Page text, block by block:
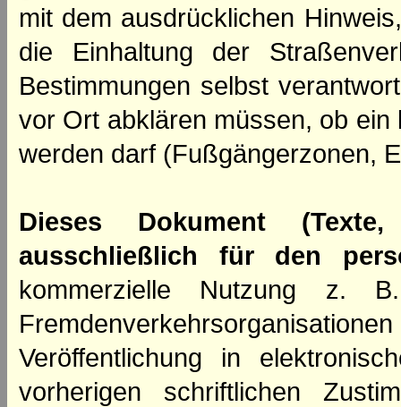
mit dem ausdrücklichen
die Einhaltung der
Bestimmungen selbst
vor Ort abklären müssen, ob
werden darf (Fußgängerzonen,
Dieses Dokument
ausschließlich für den
kommerzielle Nutzung z.
Veröffentlichung in
vorherigen schriftlichen